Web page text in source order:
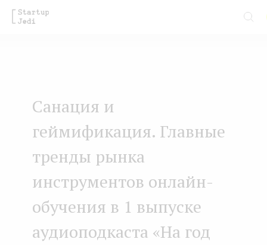
Санация и
геймификация. Главные
тренды рынка
инструментов онлайн-
обучения в 1 выпуске
аудиоподкаста «На год